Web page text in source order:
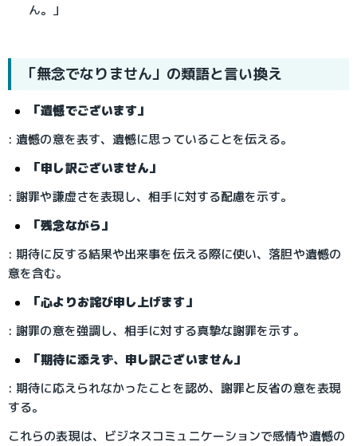
ん。」
「無念でなりません」の類語と言い換え
「遺憾でございます」
: 遺憾の意を表す、遺憾に思っていることを伝える。
「申し訳ございません」
: 謝罪や謙虚さを表現し、相手に対する配慮を示す。
「残念ながら」
: 期待に反する結果や出来事を伝える際に使い、落胆や遺憾の
意を含む。
「心よりお詫び申し上げます」
: 謝罪の意を強調し、相手に対する真摯な謝罪を示す。
「期待に添えず、申し訳ございません」
: 期待に応えられなかったことを認め、謝罪と反省の意を表現
する。
これらの表現は、ビジネスコミュニケーションで感情や遺憾の